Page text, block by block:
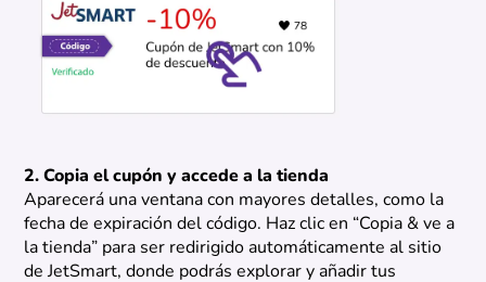
2. Copia el cupón y accede a la tienda
Aparecerá una ventana con mayores detalles, como la
fecha de expiración del código. Haz clic en “Copia & ve a
la tienda” para ser redirigido automáticamente al sitio
de JetSmart, donde podrás explorar y añadir tus